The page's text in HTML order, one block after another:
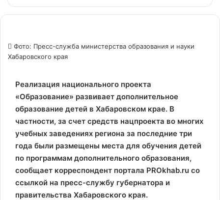
Фото: Пресс-служба министерства образования и науки
Хабаровского края
Реализация национального проекта
«Образование» развивает дополнительное
образование детей в Хабаровском крае. В
частности, за счет средств нацпроекта во многих
учебных заведениях региона за последние три
года были размещены места для обучения детей
по программам дополнительного образования,
сообщает корреспондент портала PROkhab.ru со
ссылкой на пресс-службу губернатора и
правительства Хабаровского края.